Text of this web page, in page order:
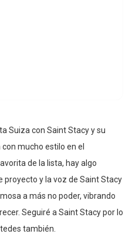
Suiza con Saint Stacy y su
con mucho estilo en el
de la lista, hay algo
proyecto y la voz de Saint Stacy
a más no poder, vibrando
Seguiré a Saint Stacy por lo
también.